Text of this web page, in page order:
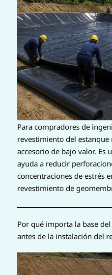
Para compradores de
revestimiento del
accesorio de bajo valor. Es
ayuda a reducir
concentraciones de estrés
revestimiento de
Por qué importa la base
antes de la instalación del